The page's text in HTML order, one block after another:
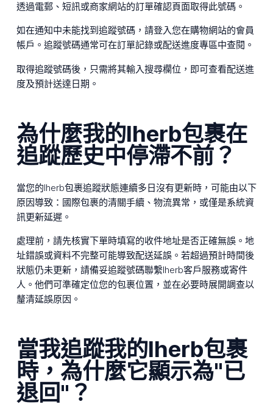
透過電郵、短訊或商家網站的訂單確認頁面取得此號碼。
如在通知中未能找到追蹤號碼，請登入您在購物網站的會員
帳戶。追蹤號碼通常可在訂單記錄或配送進度專區中查閱。
取得追蹤號碼後，只需將其輸入搜尋欄位，即可查看配送進
度及預計送達日期。
為什麼我的Iherb包裹在
追蹤歷史中停滯不前？
當您的Iherb包裹追蹤狀態連續多日沒有更新時，可能由以下
原因導致：國際包裹的清關手續、物流異常，或僅是系統資
訊更新延遲。
處理前，請先核實下單時填寫的收件地址是否正確無誤。地
址錯誤或資料不完整可能導致配送延誤。若超過預計時間後
狀態仍未更新，請備妥追蹤號碼聯繫Iherb客戶服務或寄件
人。他們可準確定位您的包裹位置，並在必要時展開調查以
釐清延誤原因。
當我追蹤我的Iherb包裹
時，為什麼它顯示為"已
退回"？